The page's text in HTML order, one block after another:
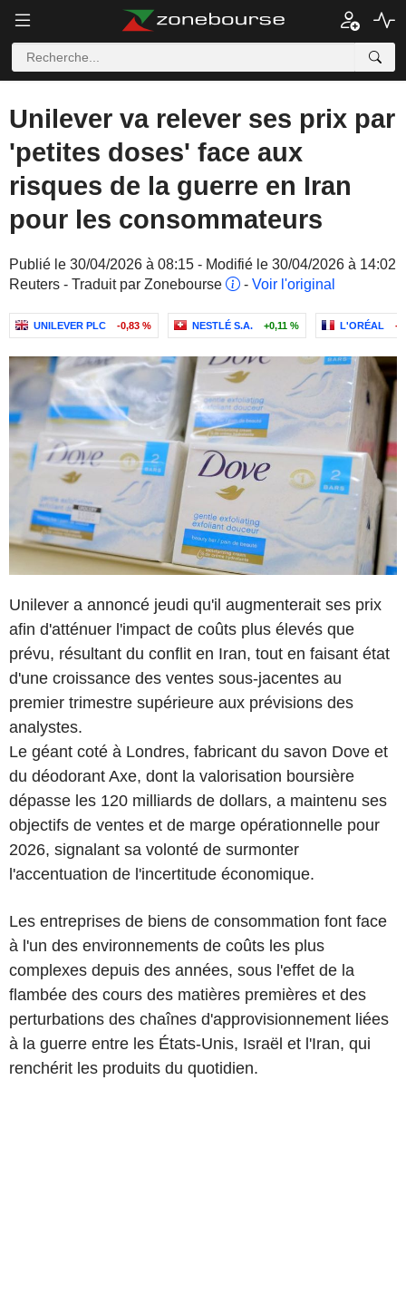
Unilever va relever ses prix par
'petites doses' face aux
risques de la guerre en Iran
pour les consommateurs
Publié le 30/04/2026 à 08:15 - Modifié le 30/04/2026 à 14:02
Reuters - Traduit par Zonebourse
- Voir l'original
UNILEVER PLC -0,83 % NESTLÉ S.A. +0,11 % L'ORÉAL -
Unilever a annoncé jeudi qu'il augmenterait ses prix
afin d'atténuer l'impact de coûts plus élevés que
prévu, résultant du conflit en Iran, tout en faisant état
d'une croissance des ventes sous-jacentes au
premier trimestre supérieure aux prévisions des
analystes.
Le géant coté à Londres, fabricant du savon Dove et
du déodorant Axe, dont la valorisation boursière
dépasse les 120 milliards de dollars, a maintenu ses
objectifs de ventes et de marge opérationnelle pour
2026, signalant sa volonté de surmonter
l'accentuation de l'incertitude économique.
Les entreprises de biens de consommation font face
à l'un des environnements de coûts les plus
complexes depuis des années, sous l'effet de la
flambée des cours des matières premières et des
perturbations des chaînes d'approvisionnement liées
à la guerre entre les États-Unis, Israël et l'Iran, qui
renchérit les produits du quotidien.